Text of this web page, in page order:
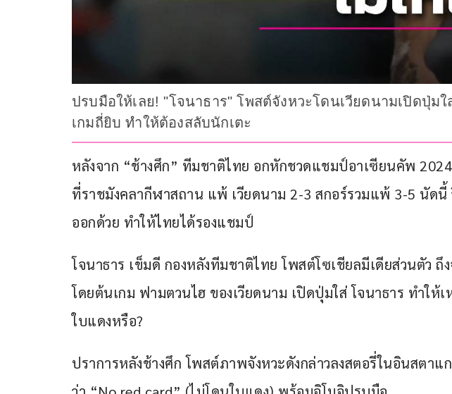
ปรบมือให้เลย! "โจนาธาร" โพสต์จังหวะโดนเวียดนามเปิดปุ่
เกมถี่ยิบ ทำให้ต้องสลับนักเตะ
หลังจาก “ช้างศึก” ทีมชาติไทย อกหักชวดแชมป์อาเซียนคัพ
ที่ราชมังคลากีฬาสถาน แพ้ เวียดนาม 2-3 สกอร์รวมแพ้ 3-5 นัด
ออกด้วย ทำให้ไทยได้รองแชมป์
โจนาธาร เข็มดี กองหลังทีมชาติไทย โพสต์โซเชียลมีเดียส่วนตัว ถึ
โดยต้นเกม ฟามตวนไฮ ของเวียดนาม เปิดปุ่มใส่ โจนาธาร ทำให้
ใบแดงหรือ?
ปราการหลังช้างศึก โพสต์ภาพจังหวะดังกล่าวลงสตอรี่ในอินสตา